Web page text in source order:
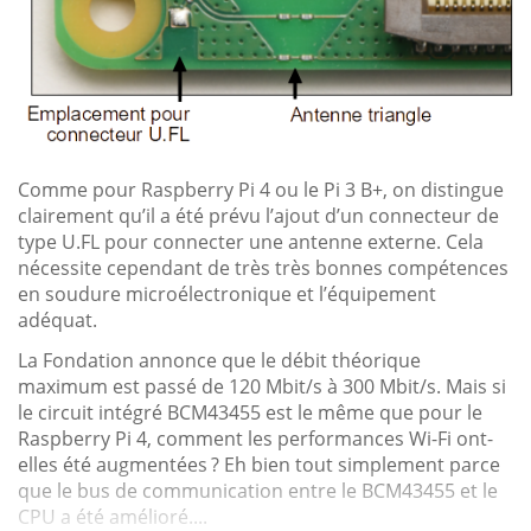
Comme pour Raspberry Pi 4 ou le Pi 3 B+, on distingue
clairement qu’il a été prévu l’ajout d’un connecteur de
type U.FL pour connecter une antenne externe. Cela
nécessite cependant de très très bonnes compétences
en soudure microélectronique et l’équipement
adéquat.
La Fondation annonce que le débit théorique
maximum est passé de 120 Mbit/s à 300 Mbit/s. Mais si
le circuit intégré BCM43455 est le même que pour le
Raspberry Pi 4, comment les performances Wi-Fi ont-
elles été augmentées ? Eh bien tout simplement parce
que le bus de communication entre le BCM43455 et le
CPU a été amélioré....